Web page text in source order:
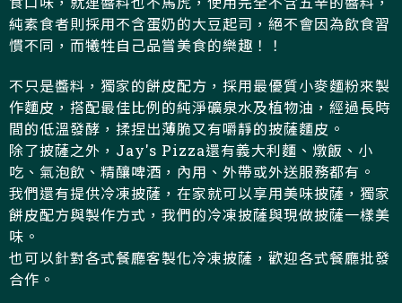
純素食者則採用不含蛋奶的大豆起司，絕不會因為飲食習
慣不同，而犧牲自己品嘗美食的樂趣！！
不只是醬料，獨家的餅皮配方，採用最優質小麥麵粉來製
作麵皮，搭配最佳比例的純淨礦泉水及植物油，經過長時
間的低溫發酵，揉捏出薄脆又有嚼靜的披薩麵皮。
除了披薩之外，Jay's Pizza還有義大利麵、燉飯、小
吃、氣泡飲、精釀啤酒，內用、外帶或外送服務都有。
我們還有提供冷凍披薩，在家就可以享用美味披薩，獨家
餅皮配方與製作方式，我們的冷凍披薩與現做披薩一樣美
味。
也可以針對各式餐廳客製化冷凍披薩，歡迎各式餐廳批發
合作。